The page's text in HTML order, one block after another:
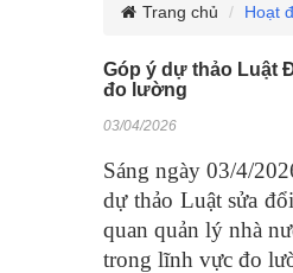
Trang chủ Hoạt
Góp ý dự thảo Luật
đo lường
03/04/2026
Sáng ngày 03/4/
dự thảo Luật sửa
quan quản lý nhà
trong lĩnh vực đo